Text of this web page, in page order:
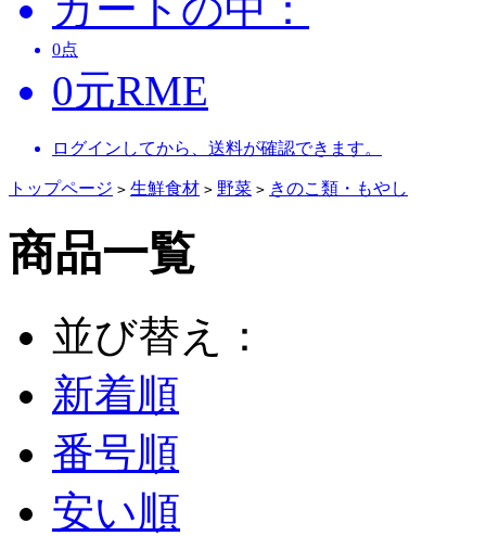
0点
0元RME
ログインしてから、送料が確認できます。
トップページ > 生鮮食材 > 野菜 > きのこ類・もやし
商品一覧
並び替え：
新着順
番号順
安い順